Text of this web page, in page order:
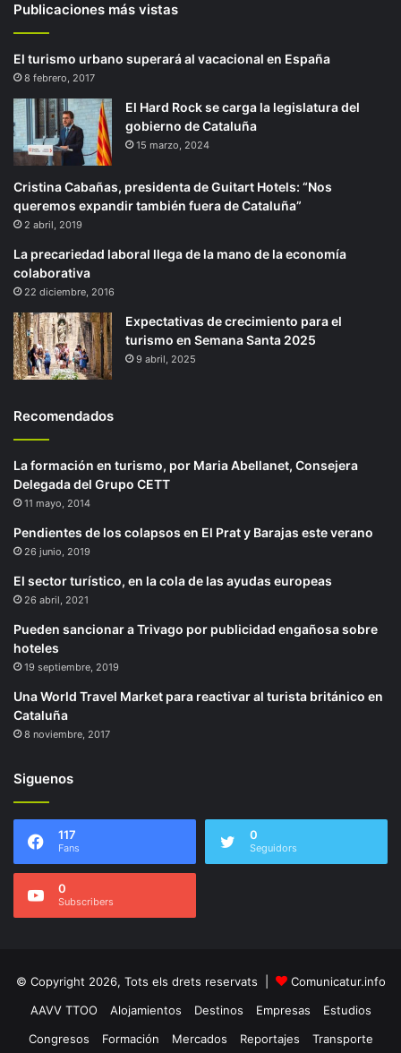
Publicaciones más vistas
El turismo urbano superará al vacacional en España
8 febrero, 2017
El Hard Rock se carga la legislatura del
gobierno de Cataluña
15 marzo, 2024
Cristina Cabañas, presidenta de Guitart Hotels: “Nos
queremos expandir también fuera de Cataluña”
2 abril, 2019
La precariedad laboral llega de la mano de la economía
colaborativa
22 diciembre, 2016
Expectativas de crecimiento para el
turismo en Semana Santa 2025
9 abril, 2025
Recomendados
La formación en turismo, por Maria Abellanet, Consejera
Delegada del Grupo CETT
11 mayo, 2014
Pendientes de los colapsos en El Prat y Barajas este verano
26 junio, 2019
El sector turístico, en la cola de las ayudas europeas
26 abril, 2021
Pueden sancionar a Trivago por publicidad engañosa sobre
hoteles
19 septiembre, 2019
Una World Travel Market para reactivar al turista británico en
Cataluña
8 noviembre, 2017
Siguenos
117
Fans
0
Seguidors
0
Subscribers
© Copyright 2026, Tots els drets reservats |
Comunicatur.info
AAVV TTOO
Alojamientos Destinos Empresas
Estudios
Congresos
Formación Mercados Reportajes Transporte